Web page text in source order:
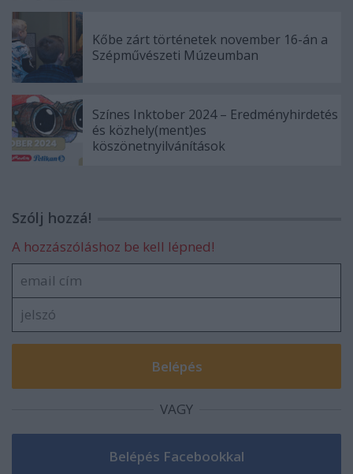
Kőbe zárt történetek november 16-án a
Szépművészeti Múzeumban
Színes Inktober 2024 – Eredményhirdetés
és közhely(ment)es
köszönetnyilvánítások
Szólj hozzá!
A hozzászóláshoz be kell lépned!
VAGY